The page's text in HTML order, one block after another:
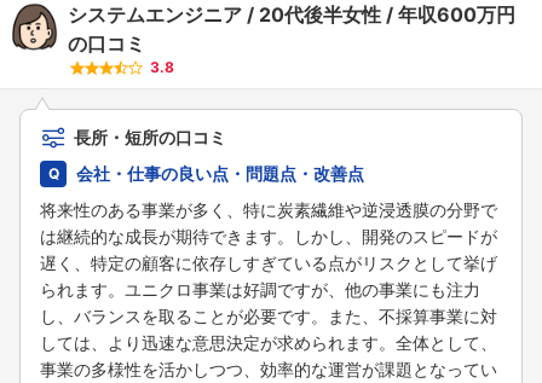
システムエンジニア 20代後半女性
年収600万円
の口コミ
3.8
長所・短所の口コミ
会社・仕事の良い点・問題点・改善点
将来性のある事業が多く、特に炭素繊維や逆浸透膜の分野で
は継続的な成長が期待できます。しかし、開発のスピードが
遅く、特定の顧客に依存しすぎている点がリスクとして挙げ
られます。ユニクロ事業は好調ですが、他の事業にも注力
し、バランスを取ることが必要です。また、不採算事業に対
しては、より迅速な意思決定が求められます。全体として、
事業の多様性を活かしつつ、効率的な運営が課題となってい